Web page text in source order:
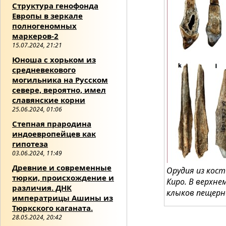
Структура генофонда
Европы в зеркале
полногеномных
маркеров-2
15.07.2024, 21:21
Юноша с хорьком из
средневекового
могильника на Русском
севере, вероятно, имел
славянские корни
25.06.2024, 01:06
Степная прародина
индоевропейцев как
гипотеза
03.06.2024, 11:49
Древние и современные
тюрки, происхождение и
различия. ДНК
императрицы Ашины из
Тюркского каганата.
28.05.2024, 20:42
Орудия из
Киро. В
клыков